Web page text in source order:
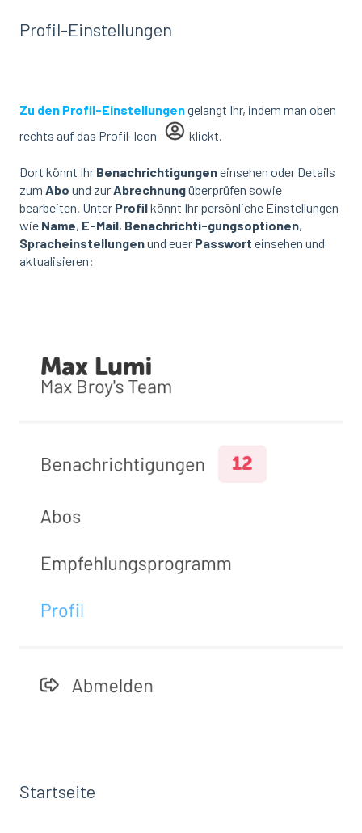
Profil-Einstellungen
Zu den Profil-Einstellungengelangt Ihr, indem man oben
rechts auf das Profil-Icon
klickt.
Dort könnt Ihr Benachrichtigungeneinsehen oder Details
zum Abo und zur Abrechnungüberprüfen sowie
bearbeiten. Unter Profilkönnt Ihr persönliche Einstellungen
wie Name, E-Mail, Benachrichti-gungsoptionen,
Spracheinstellungenund euer Passwort einsehen und
aktualisieren:
Startseite